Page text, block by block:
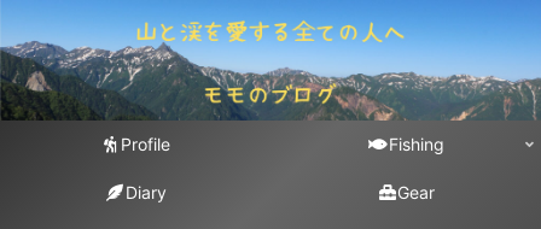
Profile Fishing
Diary Gear